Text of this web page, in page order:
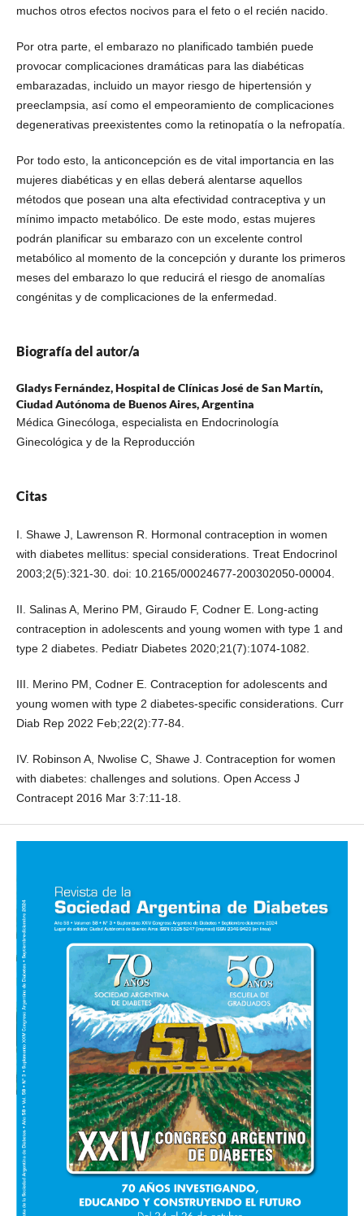
muchos otros efectos nocivos para el feto o el recién nacido.
Por otra parte, el embarazo no planificado también puede
provocar complicaciones dramáticas para las diabéticas
embarazadas, incluido un mayor riesgo de hipertensión y
preeclampsia, así como el empeoramiento de complicaciones
degenerativas preexistentes como la retinopatía o la nefropatía.
Por todo esto, la anticoncepción es de vital importancia en las
mujeres diabéticas y en ellas deberá alentarse aquellos
métodos que posean una alta efectividad contraceptiva y un
mínimo impacto metabólico. De este modo, estas mujeres
podrán planificar su embarazo con un excelente control
metabólico al momento de la concepción y durante los primeros
meses del embarazo lo que reducirá el riesgo de anomalías
congénitas y de complicaciones de la enfermedad.
Biografía del autor/a
Gladys Fernández,Hospital de Clínicas José de San Martín,
Ciudad Autónoma de Buenos Aires, Argentina
Médica Ginecóloga, especialista en Endocrinología
Ginecológica y de la Reproducción
Citas
I. Shawe J, Lawrenson R. Hormonal contraception in women
with diabetes mellitus: special considerations. Treat Endocrinol
2003;2(5):321-30. doi: 10.2165/00024677-200302050-00004.
II. Salinas A, Merino PM, Giraudo F, Codner E. Long-acting
contraception in adolescents and young women with type 1 and
type 2 diabetes. Pediatr Diabetes 2020;21(7):1074-1082.
III. Merino PM, Codner E. Contraception for adolescents and
young women with type 2 diabetes-specific considerations. Curr
Diab Rep 2022 Feb;22(2):77-84.
IV. Robinson A, Nwolise C, Shawe J. Contraception for women
with diabetes: challenges and solutions. Open Access J
Contracept 2016 Mar 3:7:11-18.